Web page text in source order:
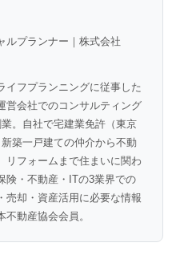
ルプランナー｜株式会社
イフプランニングに従事した
営会社でのコンサルティング
。自社で宅建業免許（東京
築一戸建ての仲介から不動
リフォームまで住まいに関わ
険・不動産・ITの3業界での
売却・資産活用に必要な情報
動産協会会員。